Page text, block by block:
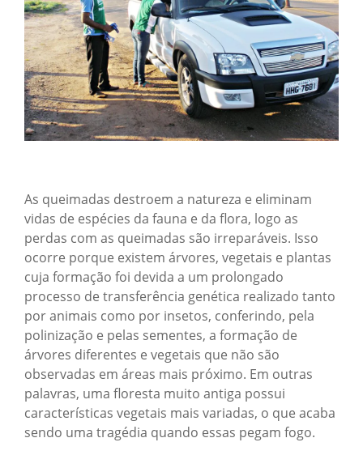
As queimadas destroem a natureza e eliminam
vidas de espécies da fauna e da flora, logo as
perdas com as queimadas são irreparáveis. Isso
ocorre porque existem árvores, vegetais e plantas
cuja formação foi devida a um prolongado
processo de transferência genética realizado tanto
por animais como por insetos, conferindo, pela
polinização e pelas sementes, a formação de
árvores diferentes e vegetais que não são
observadas em áreas mais próximo. Em outras
palavras, uma floresta muito antiga possui
características vegetais mais variadas, o que acaba
sendo uma tragédia quando essas pegam fogo.